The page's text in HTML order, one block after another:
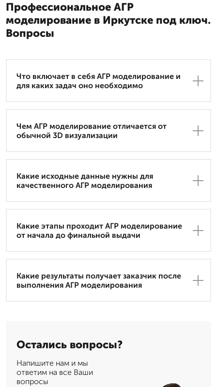
Профессиональное АГР
моделирование в Иркутске под ключ.
Вопросы
Что включает в себя АГР моделирование и
для каких задач оно необходимо
Чем АГР моделирование отличается от
обычной 3D визуализации
Какие исходные данные нужны для
качественного АГР моделирования
Какие этапы проходит АГР моделирование
от начала до финальной выдачи
Какие результаты получает заказчик после
выполнения АГР моделирования
Остались вопросы?
Напишите нам и мы
ответим на все Ваши
вопросы